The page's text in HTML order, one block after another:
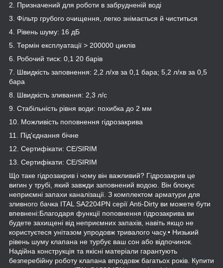
2. Призначений для роботи в забрудненій воді
3. Фільтр грубого очищення, легко знімається й чиститься
4. Рівень шуму: 16 дБ
5. Термін експлуатації > 200000 циклів
6. Робочий тиск: 0,1 20 барів
7. Швидкість заповнення: 2,2 л/хв за 0,1 бара; 5,2 л/хв за 0,5
бара
8. Швидкість зливання: 2,3 л/с
9. Стабільність рівня води: похибка до 2 мм
10. Можливість поповнення гідрозакрива
11. Під'єднання бічне
12. Сертифікати: CE/SIRIM
13. Сертифікати: CE/SIRIM
Що таке гідрозакрив і чому він важливий? Гідрозакрив це
вигин у трубі, який завжди заповнений водою. Він блокує
неприємні запахи каналізації. З комплектом арматури для
зливного бачка ITAL SA2204PN серії Anti-Dirty ви можете бути
впевнені:Благодаря функції поповнення гідрозакрива ви
будете захищені від неприємних запахів, навіть якщо не
користуєтеся унітазом упродовж тривалого часу.• Низький
рівень шуму клапана не турбує ваш сон або відпочинок.
Надійна конструкція та якісні матеріали гарантують
безперебійну роботу клапана впродовж багатьох років. Купити